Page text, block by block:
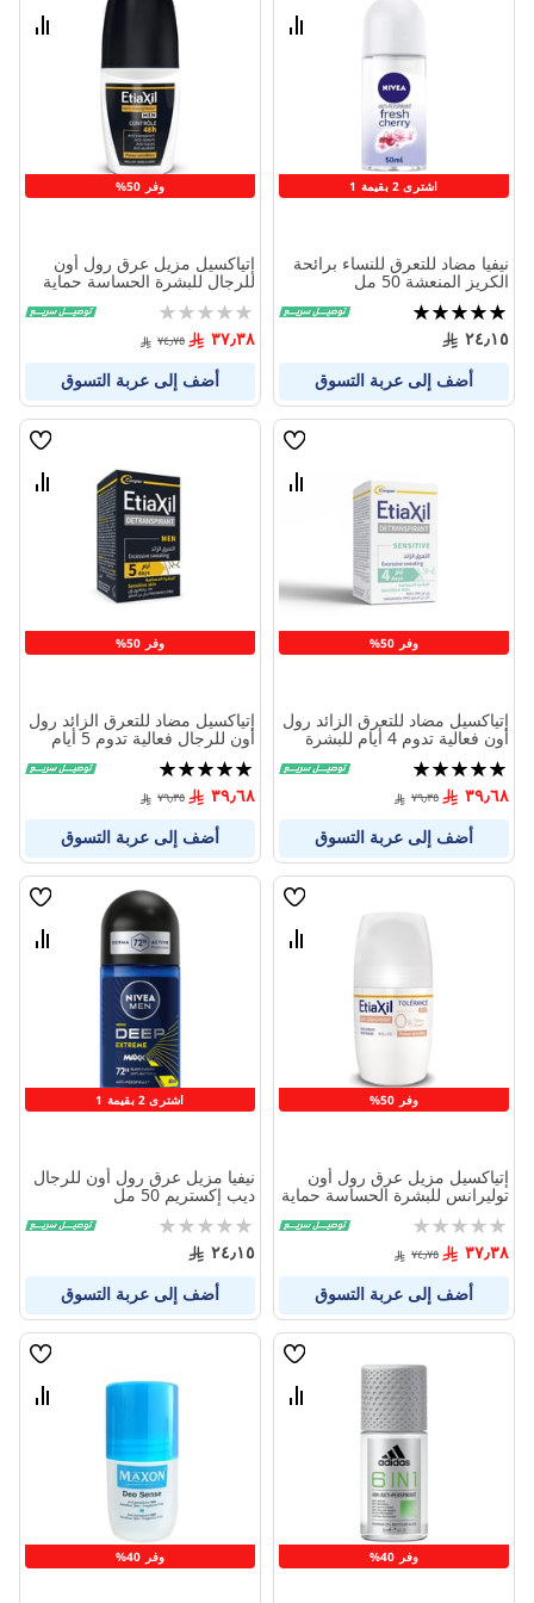
اشترى 2 بقيمة 1
قارن
نيفيا مضاد للتعرق للنساء برائحة
الكريز المنعشة 50 مل
تقييم:
100%
٢٤٫١٥
أضف إلى عربة التسوق
وفر 50%
قارن
إتياكسيل مزيل عرق رول أون
للرجال للبشرة الحساسة حماية
لمدة 48 ساعة 50 مل
Rating:
0%
٣٧٫٣٨ ٧٤٫٧٥
أضف إلى عربة التسوق
وفر 50%
قائمة
قارن
إتياكسيل مضاد للتعرق الزائد رول
أون فعالية تدوم 4 أيام للبشرة
الحساسة 15 مل
تقييم:
100%
٣٩٫٦٨ ٧٩٫٣٥
أضف إلى عربة التسوق
وفر 50%
قائمة
قارن
إتياكسيل مضاد للتعرق الزائد رول
أون للرجال فعالية تدوم 5 أيام
للبشرة الحساسة 15 مل
تقييم:
100%
٣٩٫٦٨ ٧٩٫٣٥
أضف إلى عربة التسوق
وفر 50%
قائمة
قارن
إتياكسيل مزيل عرق رول أون
توليرانس للبشرة الحساسة حماية
لمدة 48 ساعة 50 مل
Rating:
0%
٣٧٫٣٨ ٧٤٫٧٥
أضف إلى عربة التسوق
اشترى 2 بقيمة 1
قائمة
قارن
نيفيا مزيل عرق رول أون للرجال
ديب إكستريم 50 مل
Rating:
0%
٢٤٫١٥
أضف إلى عربة التسوق
وفر 40%
قائمة
قارن
وفر 40%
قائمة
قارن